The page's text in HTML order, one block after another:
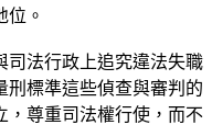
位。
司法行政上追究違法失職
刑標準這些偵查與審判的
，尊重司法權行使，而不